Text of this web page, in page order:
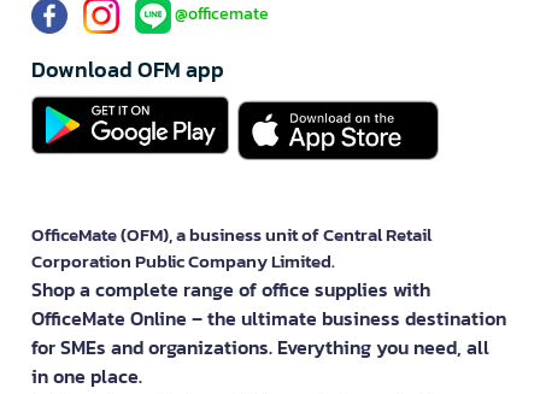
@officemate
Download OFM app
OfficeMate (OFM), a business unit of Central Retail
Corporation Public Company Limited.
Shop a complete range of office supplies with
OfficeMate Online – the ultimate business destination
for SMEs and organizations. Everything you need, all
in one place.